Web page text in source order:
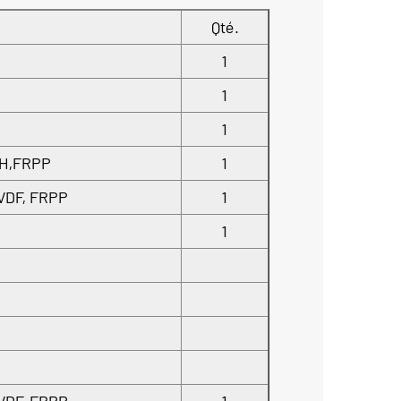
Qté.
1
1
1
1
FRPP
1
1